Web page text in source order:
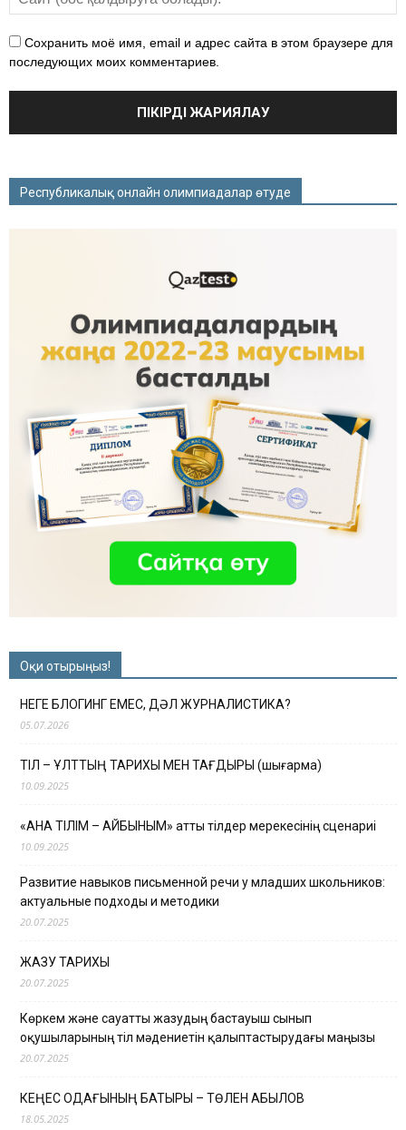
Сохранить моё имя, email и адрес сайта в этом браузере для
последующих моих комментариев.
Республикалық онлайн олимпиадалар өтуде
Оқи отырыңыз!
НЕГЕ БЛОГИНГ ЕМЕС, ДӘЛ ЖУРНАЛИСТИКА?
05.07.2026
ТІЛ – ҰЛТТЫҢ ТАРИХЫ МЕН ТАҒДЫРЫ (шығарма)
10.09.2025
«АНА ТІЛІМ – АЙБЫНЫМ» атты тілдер мерекесінің сценариі
10.09.2025
Развитие навыков письменной речи у младших школьников:
актуальные подходы и методики
20.07.2025
ЖАЗУ ТАРИХЫ
20.07.2025
Көркем және сауатты жазудың бастауыш сынып
оқушыларының тіл мәдениетін қалыптастырудағы маңызы
20.07.2025
КЕҢЕС ОДАҒЫНЫҢ БАТЫРЫ – ТӨЛЕН ҚАБЫЛОВ
18.05.2025